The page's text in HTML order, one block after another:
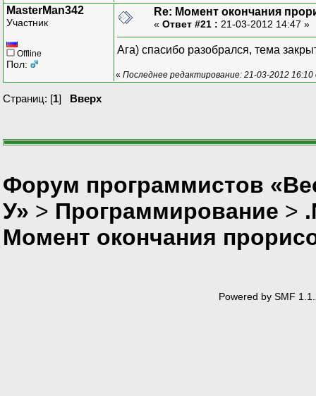
MasterMan342
Участник
Offline
Пол:
Re: Момент окончания
« Ответ #21 : 21-03-2012 14:47 »
Ага) спасибо разобрался, тема
« Последнее редактирование: 21-03-2012
Страниц: [1] Вверх
Форум программистов
У» > Программирование >
Момент окончания
Powered by SMF